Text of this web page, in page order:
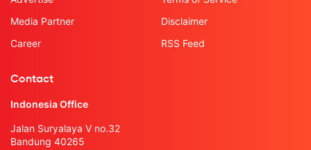
Media Partner
Career
Disclaimer
RSS Feed
Contact
Indonesia Office
Jalan Suryalaya V no.32
Bandung 40265